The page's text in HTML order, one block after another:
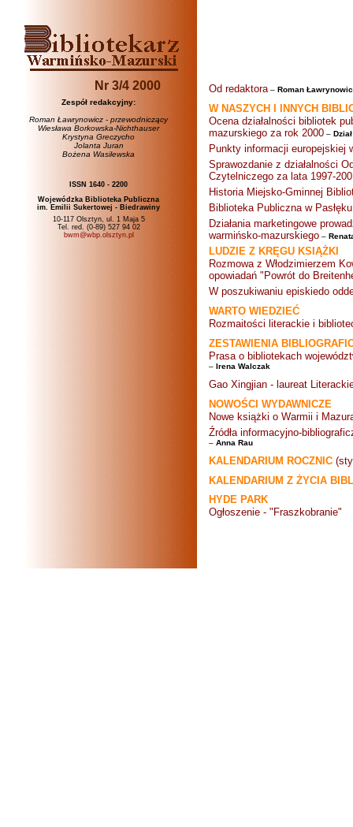
Nr 3/4 2000
Zespół redakcyjny:
Roman Ławrynowicz - przewodniczący
Wiesława Borkowska-Nichthauser
Krystyna Greczycho
Jolanta Juran
Bożena Wasilewska
ISSN 1640 - 2200
Wojewódzka Biblioteka Publiczna
im. Emilii Sukertowej - Biedrawiny
10-117 Olsztyn, ul. 1 Maja 5
Tel. red. (0-89) 527 94 02
bwm@wbp.olsztyn.pl
Od redaktora – Roman
W NASZYCH I INNYCH
Ocena działalności bibliotek
mazurskiego za rok 2000 –
Punkty informacji europejskiej
Sprawozdanie z działalności
Czytelniczego za lata 1997-
Historia Miejsko-Gminnej
Biblioteka Publiczna w Pasłęku
Działania marketingowe
warmińsko-mazurskiego –
LUDZIE Z KRĘGU KSIĄŻKI
Rozmowa z Włodzimierzem
opowiadań "Powrót do
W poszukiwaniu episkiedo
WARTO WIEDZIEĆ
Rozmaitości literackie i
ZESTAWIENIA
Prasa o bibliotekach
– Irena Walczak
Gao Xingjian - laureat
NOWOŚCI WYDAWNICZE
Nowe książki o Warmii i
Źródła informacyjno-
– Anna Rau
KALENDARIUM ROCZNIC
KALENDARIUM Z ŻYCIA
HYDE PARK
Ogłoszenie - "Fraszkobranie"